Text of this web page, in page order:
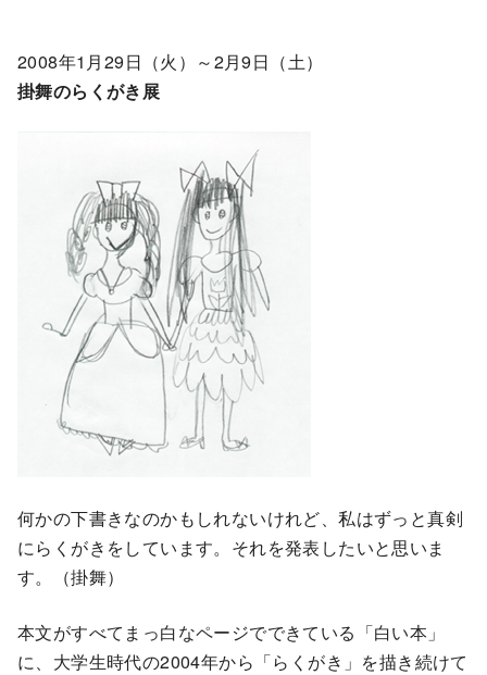
2008年1月29日（火）～2月9日（土）
掛舞のらくがき展
何かの下書きなのかもしれないけれど、私はずっと真剣
にらくがきをしています。それを発表したいと思いま
す。（掛舞）
本文がすべてまっ白なページでできている「白い本」
に、大学生時代の2004年から「らくがき」を描き続けて